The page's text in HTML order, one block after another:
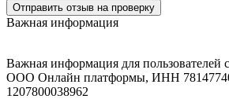
Отправить отзыв на проверку
Важная информация
Важная информация для пользователей
ООО Онлайн платформы, ИНН
1207800038962